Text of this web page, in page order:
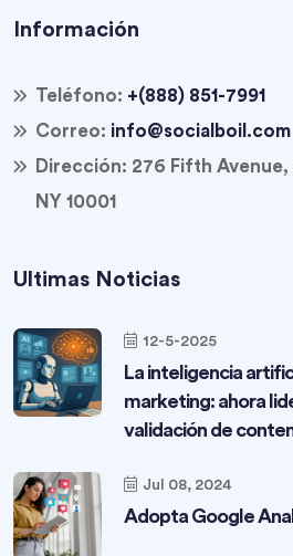
Información
Teléfono: +(888) 851-7991
Correo: info@socialboil.com
Dirección: 276 Fifth
NY 10001
Ultimas Noticias
12-5-2025
La inteligencia
marketing: ahora
validación de
Jul 08, 2024
Adopta Google